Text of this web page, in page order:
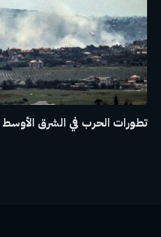
تطورات الحرب في الشرق الأوسط